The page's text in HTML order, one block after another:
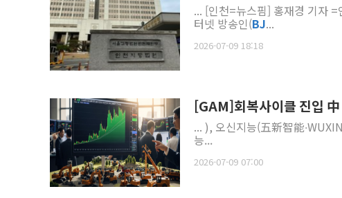
... [인천=뉴스핌] 홍재경 기자
터넷 방송인(BJ...
2026-07-09 18:18
[GAM]회복사이클 진입
... ), 오신지능(五新智能
능...
2026-07-09 07:00